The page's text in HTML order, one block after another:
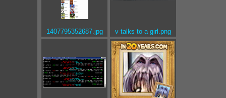
1407795352687.jpg v talks to a girl.png